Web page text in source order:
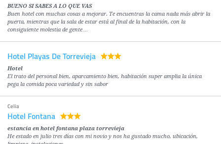
BUENO SI SABES A LO QUE VAS
Buen hotel con muchas cosas a mejorar. Te encuentras la cama nada más abrir la
puerta, mientras que la sala de estar está al final de la habitación, con la
consiguiente molestia de gente…
Hotel Playas De Torrevieja
Hotel
El trato del personal bien, aparcamiento bien, habitación super amplia la única
pega la comida poca variedad y sin sabor
Celia
Hotel Fontana
estancia en hotel fontana plaza torrevieja
He estado en julio tres días con mi novio y nos ha gustado mucho, ubicación,